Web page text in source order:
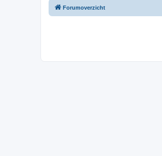
Forumoverzicht